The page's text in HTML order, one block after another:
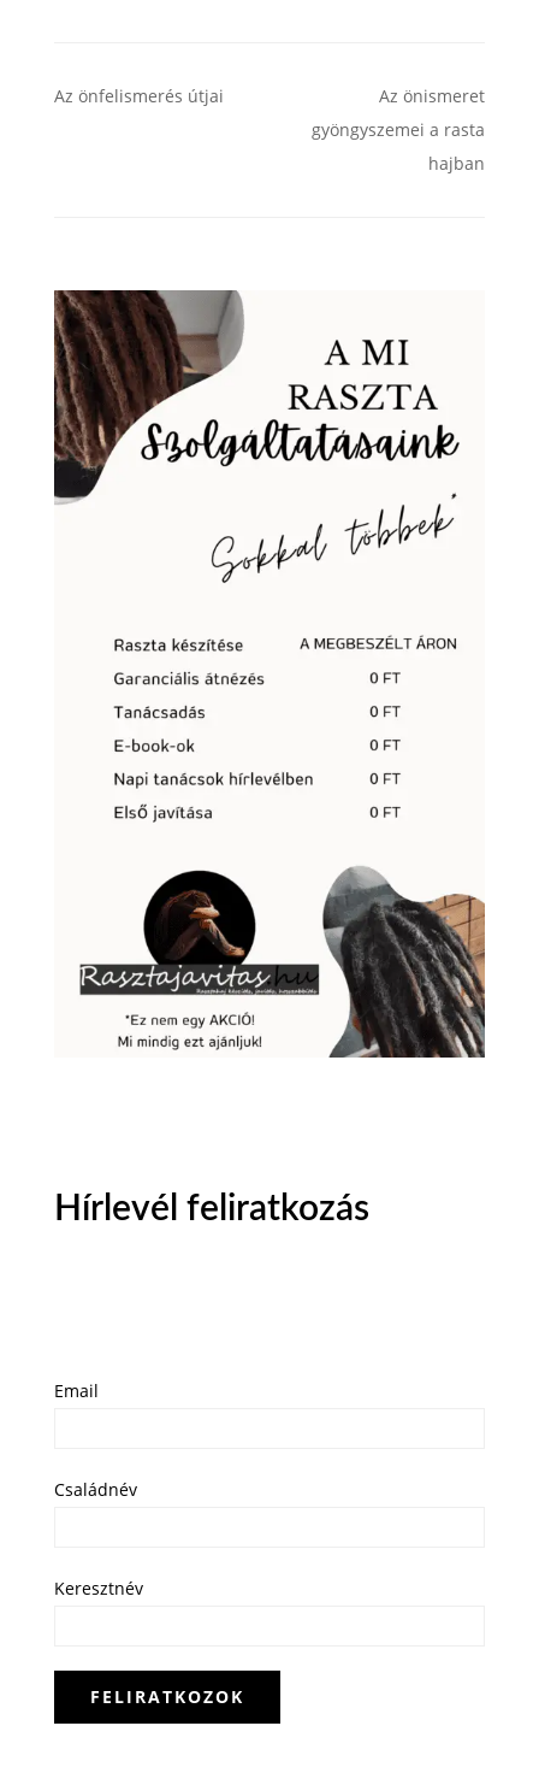
Az önfelismerés útjai
Az önismeret
gyöngyszemei a rasta
hajban
Hírlevél feliratkozás
Email
Családnév
Keresztnév